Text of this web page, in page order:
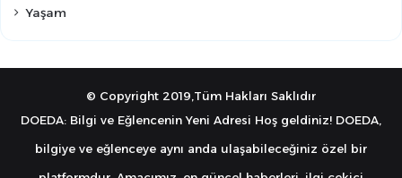
Yaşam
© Copyright 2019,Tüm Hakları Saklıdır
DOEDA: Bilgi ve Eğlencenin Yeni Adresi Hoş geldiniz! DOEDA,
bilgiye ve eğlenceye aynı anda ulaşabileceğiniz özel bir